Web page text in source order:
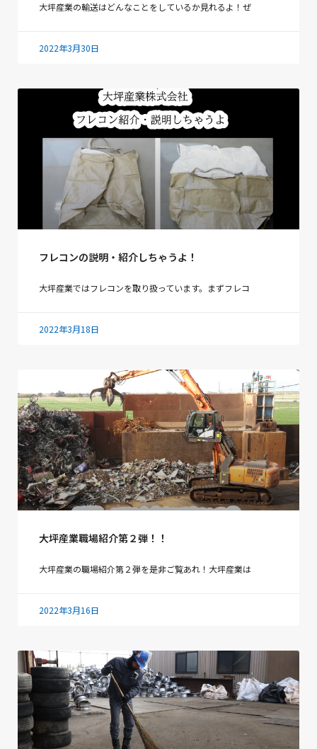
大坪産業の輸送はどんなことをしているか見れるよ！ぜ
2022年3月30日
フレコンの説明・紹介しちゃうよ！
大坪産業ではフレコンを取り扱っています。まずフレコ
2022年3月18日
大坪産業職場紹介第２弾！！
大坪産業の職場紹介第２弾を是非ご覧あれ！大坪産業は
2022年3月16日